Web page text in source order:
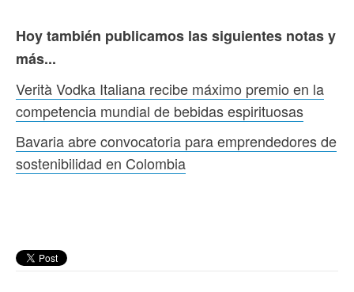
Hoy también publicamos las siguientes notas y
más...
Verità Vodka Italiana recibe máximo premio en la
competencia mundial de bebidas espirituosas
Bavaria abre convocatoria para emprendedores de
sostenibilidad en Colombia